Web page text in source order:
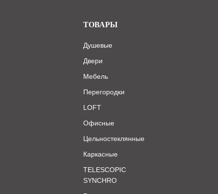
ТОВАРЫ
Душевые
Двери
Мебель
Перегородки
LOFT
Офисные
Цельностеклянные
Каркасные
TELESCOPIC
SYNCHRO